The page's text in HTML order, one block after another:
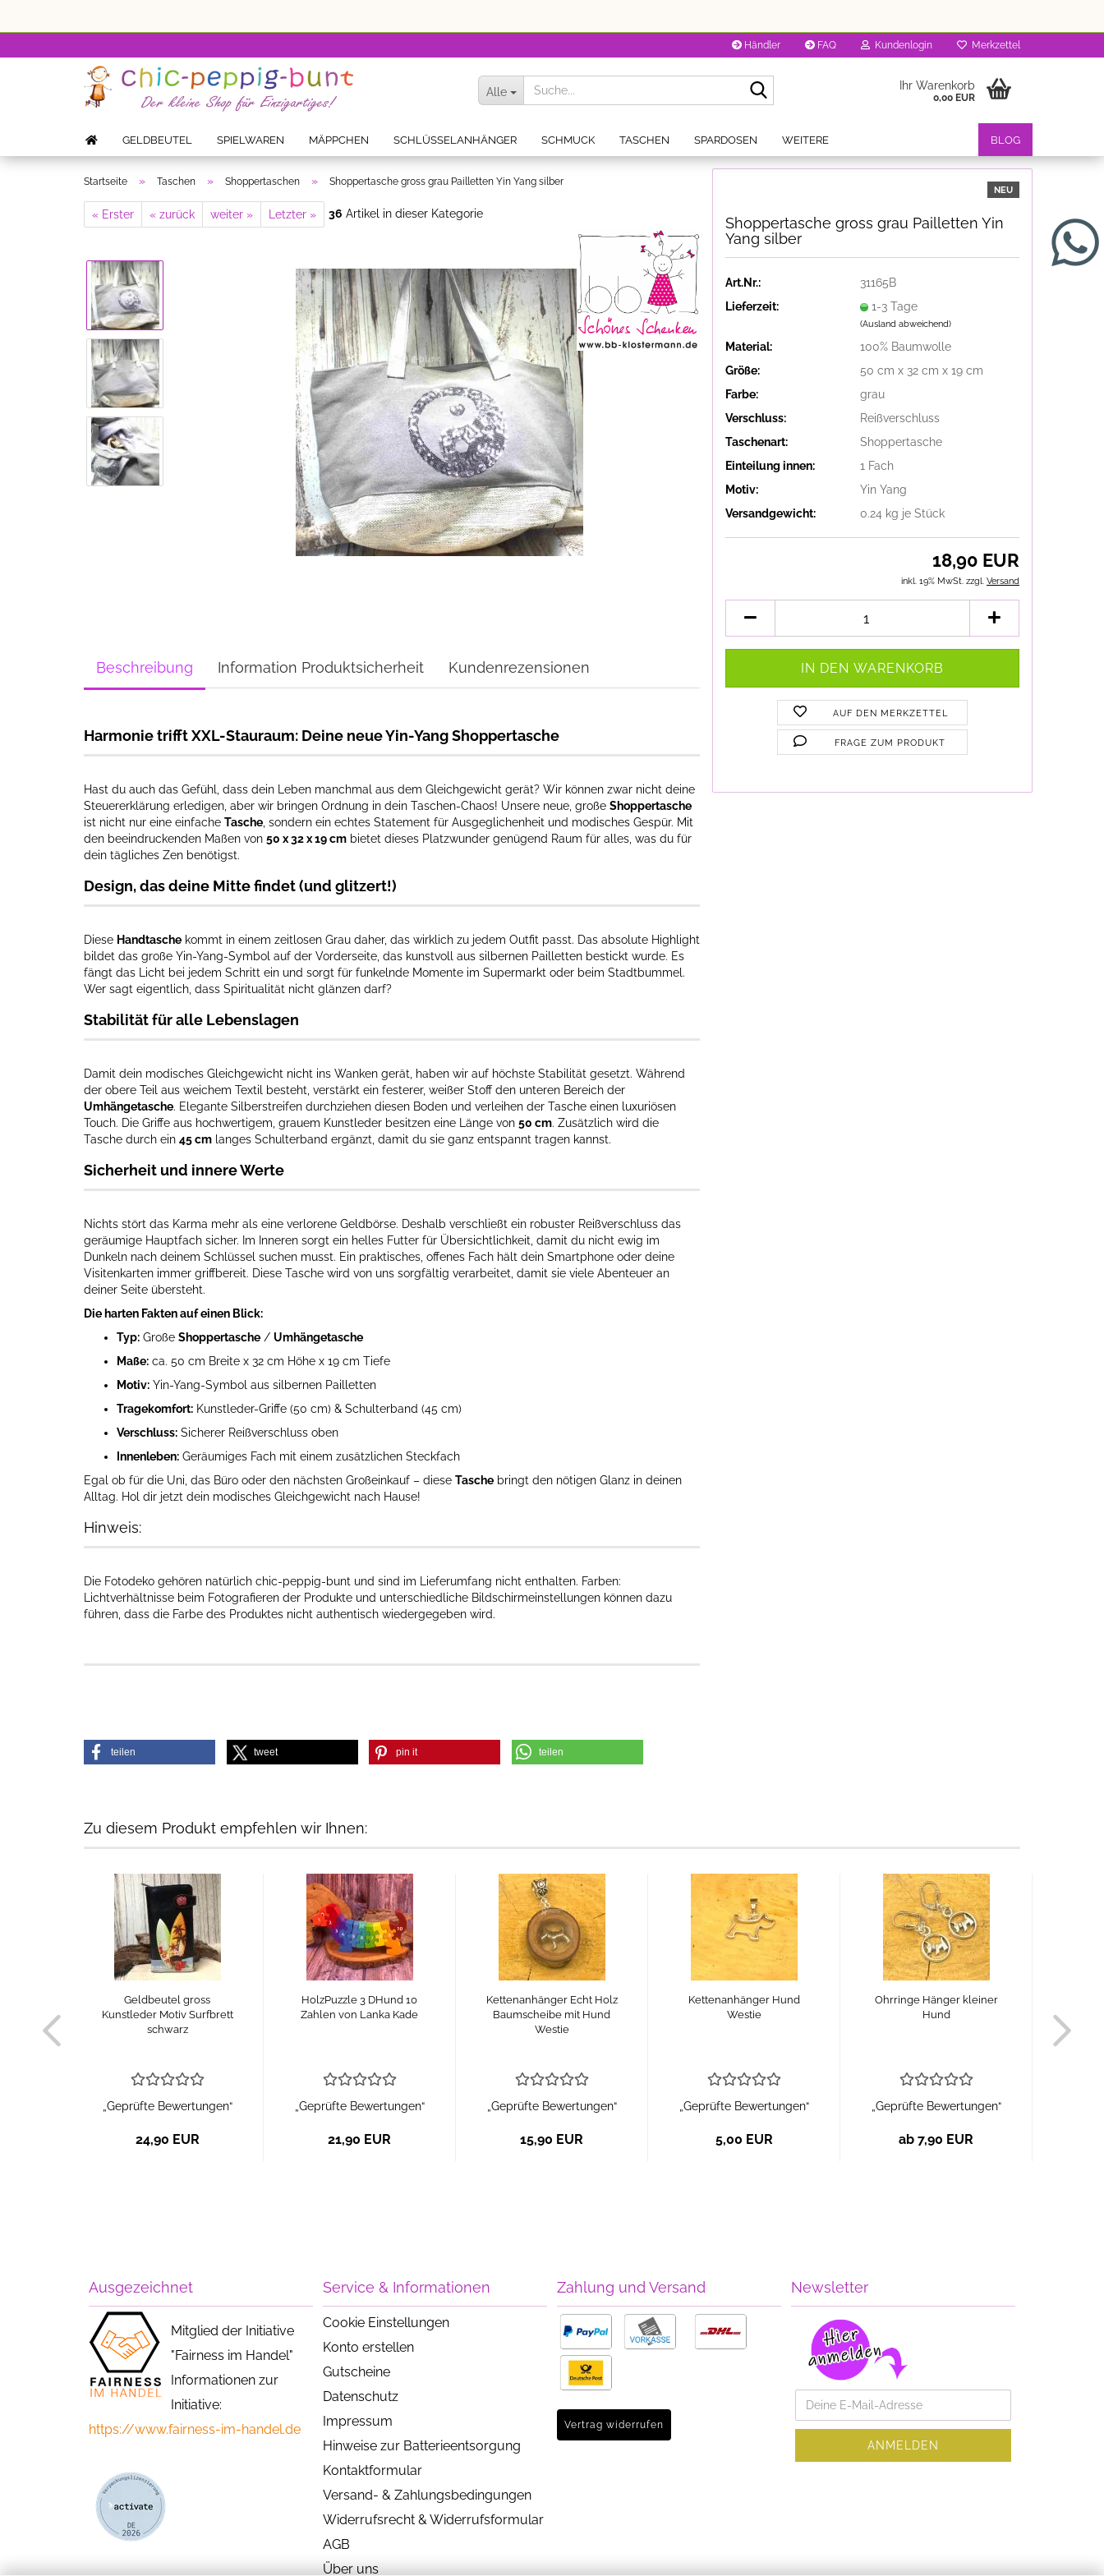
Händler FAQ Kundenlogin Merkzettel
Alle Ihr Warenkorb
0,00 EUR
GELDBEUTEL SPIELWAREN MÄPPCHEN SCHLÜSSELANHÄNGER SCHMUCK TASCHEN SPARDOSEN BLOG
WEITERE
Startseite » Taschen » Shoppertaschen » Shoppertasche gross grau Pailletten Yin Yang silber
« Erster « zurück weiter » Letzter » 36 Artikel in dieser Kategorie
NEU
Shoppertasche gross grau Pailletten Yin
Yang silber
Art.Nr.:
31165B
Lieferzeit:
1-3 Tage
(Ausland abweichend)
Material:
100% Baumwolle
Größe:
50 cm x 32 cm x 19 cm
Farbe:
grau
Verschluss:
Reißverschluss
Taschenart:
Shoppertasche
Einteilung innen:
1 Fach
Motiv:
Yin Yang
Versandgewicht:
0.24 kg je Stück
18,90 EUR
inkl. 19% MwSt. zzgl. Versand
AUF DEN MERKZETTEL
FRAGE ZUM PRODUKT
Beschreibung Information Produktsicherheit Kundenrezensionen
Harmonie trifft XXL-Stauraum: Deine neue Yin-Yang Shoppertasche
Hast du auch das Gefühl, dass dein Leben manchmal aus dem Gleichgewicht gerät? Wir können zwar nicht deine
Steuererklärung erledigen, aber wir bringen Ordnung in dein Taschen-Chaos! Unsere neue, große Shoppertasche
ist nicht nur eine einfache Tasche , sondern ein echtes Statement für Ausgeglichenheit und modisches Gespür. Mit
den beeindruckenden Maßen von 50 x 32 x 19 cm bietet dieses Platzwunder genügend Raum für alles, was du für
dein tägliches Zen benötigst.
Design, das deine Mitte findet (und glitzert!)
Diese Handtasche kommt in einem zeitlosen Grau daher, das wirklich zu jedem Outfit passt. Das absolute Highlight
bildet das große Yin-Yang-Symbol auf der Vorderseite, das kunstvoll aus silbernen Pailletten bestickt wurde. Es
fängt das Licht bei jedem Schritt ein und sorgt für funkelnde Momente im Supermarkt oder beim Stadtbummel.
Wer sagt eigentlich, dass Spiritualität nicht glänzen darf?
Stabilität für alle Lebenslagen
Damit dein modisches Gleichgewicht nicht ins Wanken gerät, haben wir auf höchste Stabilität gesetzt. Während
der obere Teil aus weichem Textil besteht, verstärkt ein festerer, weißer Stoff den unteren Bereich der
Umhängetasche. Elegante Silberstreifen durchziehen diesen Boden und verleihen der Tasche einen luxuriösen
Touch. Die Griffe aus hochwertigem, grauem Kunstleder besitzen eine Länge von 50 cm. Zusätzlich wird die
Tasche durch ein 45 cm langes Schulterband ergänzt, damit du sie ganz entspannt tragen kannst.
Sicherheit und innere Werte
Nichts stört das Karma mehr als eine verlorene Geldbörse. Deshalb verschließt ein robuster Reißverschluss das
geräumige Hauptfach sicher. Im Inneren sorgt ein helles Futter für Übersichtlichkeit, damit du nicht ewig im
Dunkeln nach deinem Schlüssel suchen musst. Ein praktisches, offenes Fach hält dein Smartphone oder deine
Visitenkarten immer griffbereit. Diese Tasche wird von uns sorgfältig verarbeitet, damit sie viele Abenteuer an
deiner Seite übersteht.
Die harten Fakten auf einen Blick:
Typ: Große Shoppertasche / Umhängetasche
Maße: ca. 50 cm Breite x 32 cm Höhe x 19 cm Tiefe
Motiv: Yin-Yang-Symbol aus silbernen Pailletten
Tragekomfort: Kunstleder-Griffe (50 cm) & Schulterband (45 cm)
Verschluss: Sicherer Reißverschluss oben
Innenleben: Geräumiges Fach mit einem zusätzlichen Steckfach
Egal ob für die Uni, das Büro oder den nächsten Großeinkauf – diese Tasche bringt den nötigen Glanz in deinen
Alltag. Hol dir jetzt dein modisches Gleichgewicht nach Hause!
Hinweis:
Die Fotodeko gehören natürlich chic-peppig-bunt und sind im Lieferumfang nicht enthalten. Farben:
Lichtverhältnisse beim Fotografieren der Produkte und unterschiedliche Bildschirmeinstellungen können dazu
führen, dass die Farbe des Produktes nicht authentisch wiedergegeben wird.
teilen tweet pin it teilen
Zu diesem Produkt empfehlen wir Ihnen:
Geldbeutel gross
Kunstleder Motiv Surfbrett
schwarz
„Geprüfte Bewertungen“
24,90 EUR
HolzPuzzle 3 DHund 10
Zahlen von Lanka Kade
„Geprüfte Bewertungen“
21,90 EUR
Kettenanhänger Echt Holz
Baumscheibe mit Hund
Westie
„Geprüfte Bewertungen“
15,90 EUR
Kettenanhänger Hund
Westie
„Geprüfte Bewertungen“
5,00 EUR
Ohrringe Hänger kleiner
Hund
„Geprüfte Bewertungen“
ab 7,90 EUR
Ausgezeichnet
Mitglied der Initiative
"Fairness im Handel"
Informationen zur
Initiative:
https://www.fairness-im-handel.de
Service & Informationen
Cookie Einstellungen
Konto erstellen
Gutscheine
Datenschutz
Impressum
Hinweise zur Batterieentsorgung
Kontaktformular
Versand- & Zahlungsbedingungen
Widerrufsrecht & Widerrufsformular
AGB
Über uns
Zahlung und Versand
Vertrag widerrufen
Newsletter